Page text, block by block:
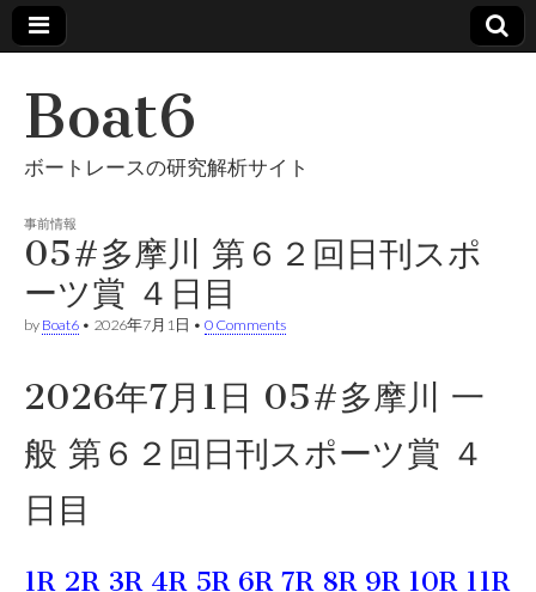
Boat6
ボートレースの研究解析サイト
事前情報
05#多摩川 第６２回日刊スポ
ーツ賞 ４日目
by Boat6 • 2026年7月1日 • 0 Comments
2026年7月1日 05#多摩川 一
般 第６２回日刊スポーツ賞 ４
日目
1R 2R 3R 4R 5R 6R 7R 8R 9R 10R 11R